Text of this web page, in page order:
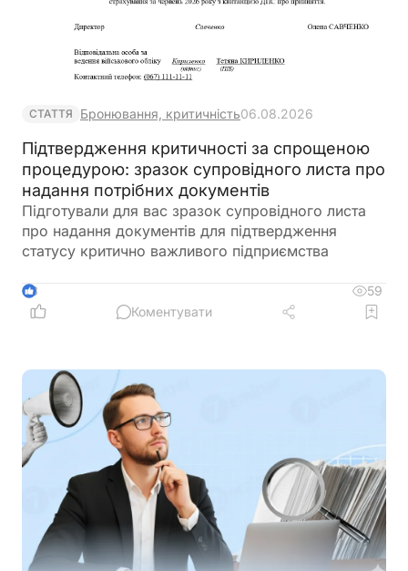
СТАТТЯ Бронювання, критичність06.08.2026
Підтвердження критичності за спрощеною
процедурою: зразок супровідного листа про
надання потрібних документів
Підготували для вас зразок супровідного листа
про надання документів для підтвердження
статусу критично важливого підприємства
3
59
Коментувати